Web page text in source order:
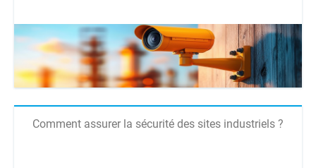
Comment assurer la sécurité des sites industriels ?